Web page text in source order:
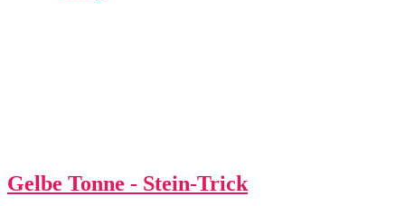
Gelbe Tonne - Stein-Trick